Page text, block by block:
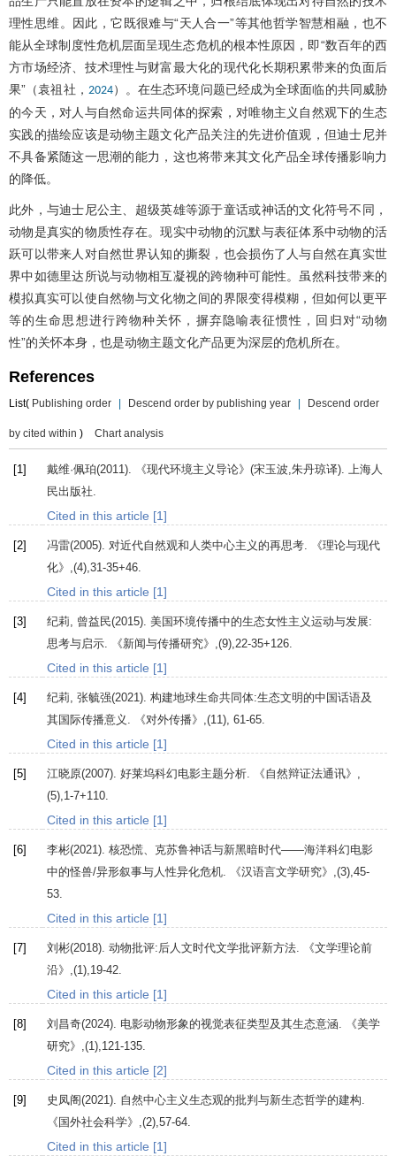
理性思维。因此，它既很难与“天人合一”等其他哲学智慧相融，也不
能从全球制度性危机层面呈现生态危机的根本性原因，即“数百年的西
方市场经济、技术理性与财富最大化的现代化长期积累带来的负面后
果”（袁祖社， 2024）。在生态环境问题已经成为全球面临的共同威胁
的今天，对人与自然命运共同体的探索，对唯物主义自然观下的生态
实践的描绘应该是动物主题文化产品关注的先进价值观，但迪士尼并
不具备紧随这一思潮的能力，这也将带来其文化产品全球传播影响力
的降低。
此外，与迪士尼公主、超级英雄等源于童话或神话的文化符号不同，
动物是真实的物质性存在。现实中动物的沉默与表征体系中动物的活
跃可以带来人对自然世界认知的撕裂，也会损伤了人与自然在真实世
界中如德里达所说与动物相互凝视的跨物种可能性。虽然科技带来的
模拟真实可以使自然物与文化物之间的界限变得模糊，但如何以更平
等的生命思想进行跨物种关怀，摒弃隐喻表征惯性，回归对“动物
性”的关怀本身，也是动物主题文化产品更为深层的危机所在。
References
List( Publishing order | Descend order by publishing year | Descend order
by cited within ) Chart analysis
[1] 戴维·佩珀(2011). 《现代环境主义导论》(宋玉波,朱丹琼译). 上海人
民出版社.
Cited in this article [1]
[2] 冯雷(2005). 对近代自然观和人类中心主义的再思考.
《理论与现代
化》
,(4),31-35+46.
Cited in this article [1]
[3] 纪莉, 曾益民(2015). 美国环境传播中的生态女性主义运动与发展:
思考与启示.
《新闻与传播研究》 ,(9),22-35+126.
Cited in this article [1]
[4] 纪莉, 张毓强(2021). 构建地球生命共同体:生态文明的中国话语及
其国际传播意义.
《对外传播》 ,(11), 61-65.
Cited in this article [1]
[5] 江晓原(2007). 好莱坞科幻电影主题分析. 《自然辩证法通讯》
(5),1-7+110.
Cited in this article [1]
[6] 李彬(2021). 核恐慌、克苏鲁神话与新黑暗时代——海洋科幻电影
中的怪兽/异形叙事与人性异化危机.
《汉语言文学研究》
,(3),45-
53.
Cited in this article [1]
[7] 刘彬(2018). 动物批评:后人文时代文学批评新方法.
《文学理论前
沿》
,(1),19-42.
Cited in this article [1]
[8] 刘昌奇(2024). 电影动物形象的视觉表征类型及其生态意涵.
《美学
研究》
,(1),121-135.
Cited in this article [2]
[9] 史凤阁(2021). 自然中心主义生态观的批判与新生态哲学的建构.
《国外社会科学》
,(2),57-64.
Cited in this article [1]